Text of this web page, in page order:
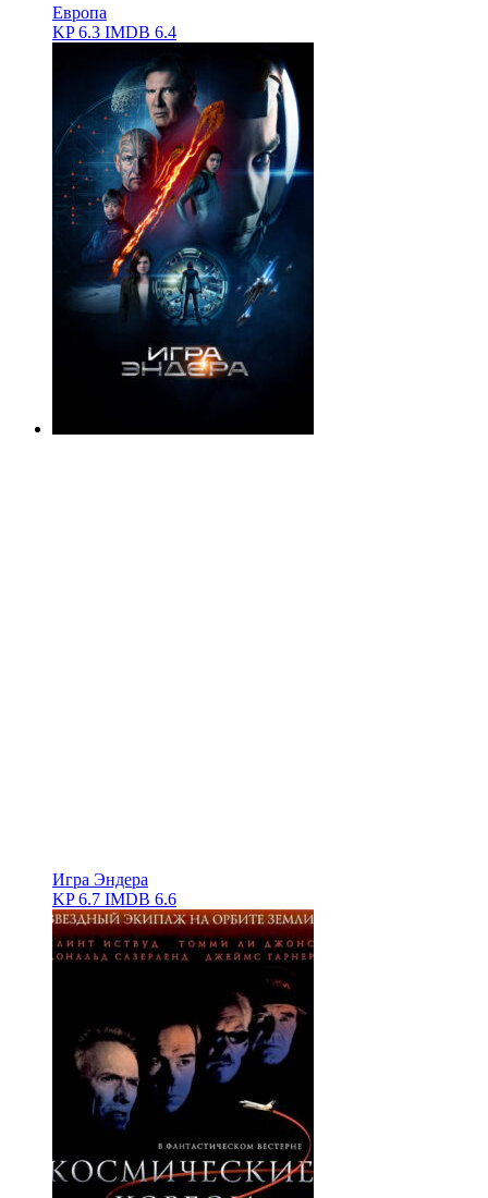
Европа
KP6.3 IMDB 6.4
Игра Эндера
KP6.7 IMDB 6.6